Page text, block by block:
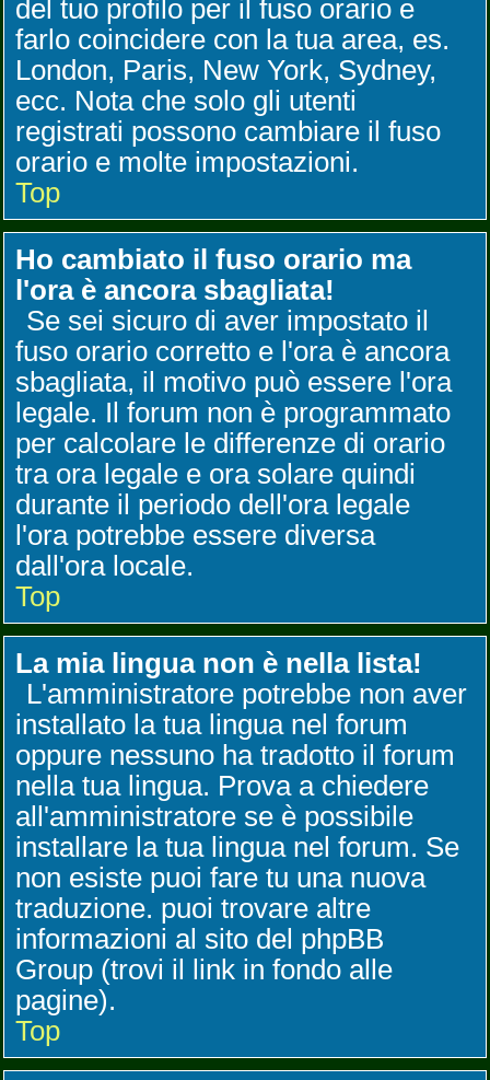
del tuo profilo per il fuso orario e
farlo coincidere con la tua area, es.
London, Paris, New York, Sydney,
ecc. Nota che solo gli utenti
registrati possono cambiare il fuso
orario e molte impostazioni.
Top
Ho cambiato il fuso orario ma
l'ora è ancora sbagliata!
Se sei sicuro di aver impostato il
fuso orario corretto e l'ora è ancora
sbagliata, il motivo può essere l'ora
legale. Il forum non è programmato
per calcolare le differenze di orario
tra ora legale e ora solare quindi
durante il periodo dell'ora legale
l'ora potrebbe essere diversa
dall'ora locale.
Top
La mia lingua non è nella lista!
L'amministratore potrebbe non aver
installato la tua lingua nel forum
oppure nessuno ha tradotto il forum
nella tua lingua. Prova a chiedere
all'amministratore se è possibile
installare la tua lingua nel forum. Se
non esiste puoi fare tu una nuova
traduzione. puoi trovare altre
informazioni al sito del phpBB
Group (trovi il link in fondo alle
pagine).
Top